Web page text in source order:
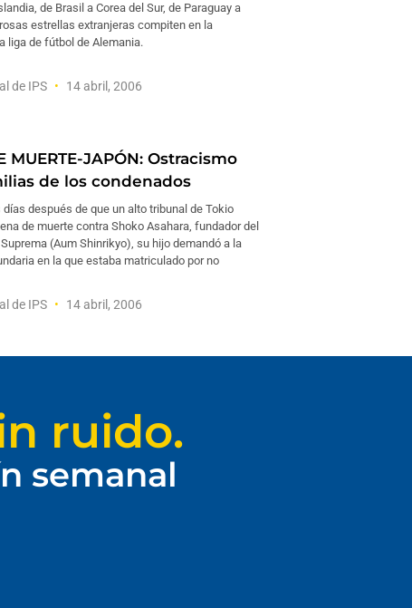
de Brasil a Corea del Sur, de Paraguay a
estrellas extranjeras compiten en la
liga de fútbol de Alemania.
de IPS 14 abril, 2006
MUERTE-JAPÓN: Ostracismo
de los condenados
días después de que un alto tribunal de Tokio
de muerte contra Shoko Asahara, fundador del
(Aum Shinrikyo), su hijo demandó a la
en la que estaba matriculado por no
de IPS 14 abril, 2006
ruido.
semanal